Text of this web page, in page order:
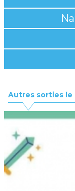
Autres sorties le